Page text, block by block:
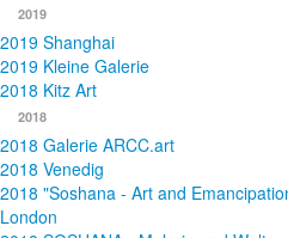
2019
2019 Shanghai
2019 Kleine Galerie
2018 Kitz Art
2018
2018 Galerie ARCC.art
2018 Venedig
2018 "Soshana - Art and
London